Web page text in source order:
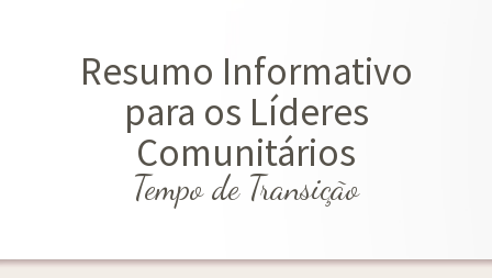
Resumo Informativo
para os Líderes
Comunitários
Tempo de Transição